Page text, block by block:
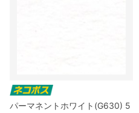
パーマネントホワイト(G630) 5